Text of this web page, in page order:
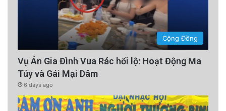
Cộng Đồng
Vụ Án Gia Đình Vua Rác hối lộ: Hoạt Động Ma
Túy và Gái Mại Dâm
6 days ago